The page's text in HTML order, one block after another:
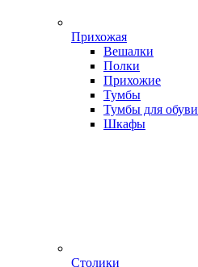
Прихожая
Вешалки
Полки
Прихожие
Тумбы
Тумбы для обуви
Шкафы
Столики